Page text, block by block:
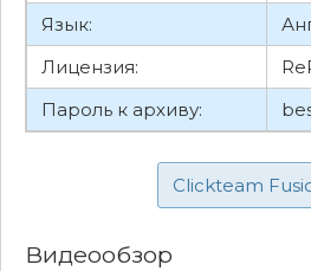
Язык:
Лицензия:
Пароль к архиву:
Clickteam
Видеообзор